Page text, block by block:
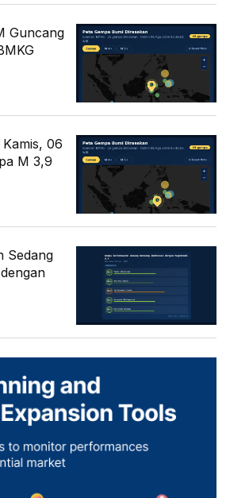
Guncang
06
M 3,9
Sedang